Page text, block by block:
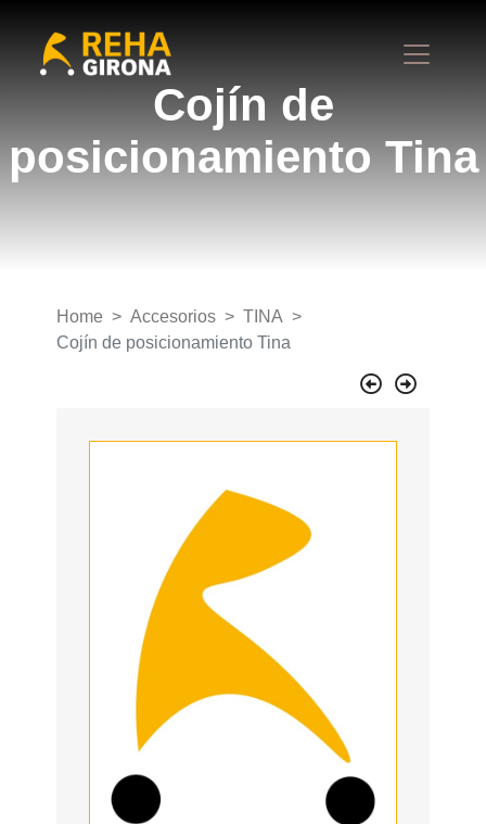
Cojín de
posicionamiento Tina
Home Accesorios
TINA
Cojín de posicionamiento Tina